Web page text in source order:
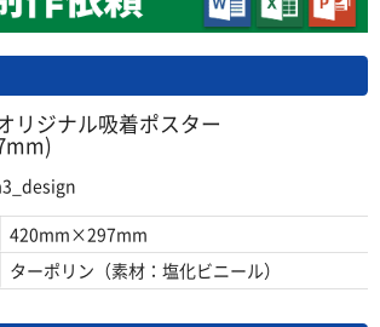
リジナル吸着ポスター
420mm×297mm
ターポリン（素材：塩化ビニール）